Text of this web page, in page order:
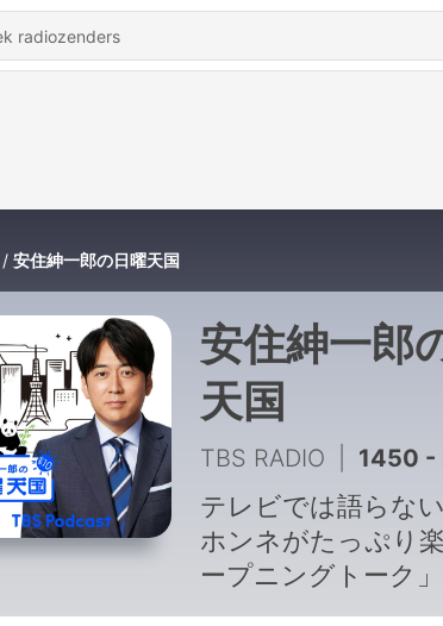
安住紳一郎の日曜天国
安住紳一郎
天国
TBS RADIO 1450 - 2026.8.2「『ねこず
テレビでは語らな
ホンネがたっぷり
ープニングトーク
の皆さんのメッセ